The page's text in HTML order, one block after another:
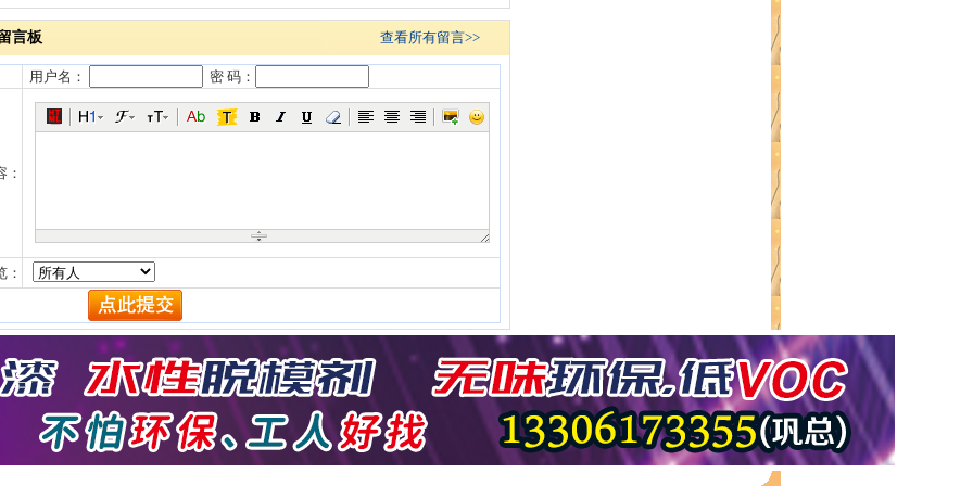
言板 查看所有留言>>
用户名： 密 码：
：
：